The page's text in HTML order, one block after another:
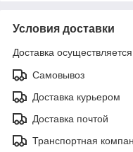
Условия доставки
Доставка
Самовывоз
Доставка курьером
Доставка почтой
Транспортная